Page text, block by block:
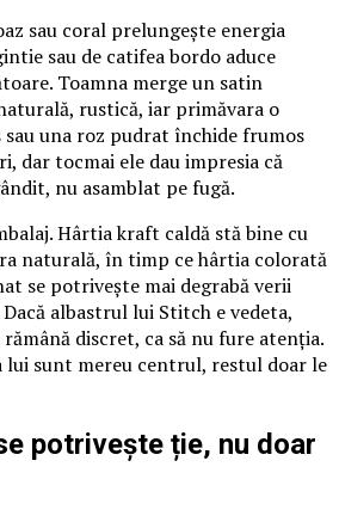
sau coral prelungește energia
sau de catifea bordo aduce
Toamna merge un satin
rustică, iar primăvara o
sau una roz pudrat închide frumos
dar tocmai ele dau impresia că
nu asamblat pe fugă.
Hârtia kraft caldă stă bine cu
naturală, în timp ce hârtia colorată
se potrivește mai degrabă verii
albastrul lui Stitch e vedeta,
discret, ca să nu fure atenția.
lui sunt mereu centrul, restul doar le
potrivește ție, nu doar